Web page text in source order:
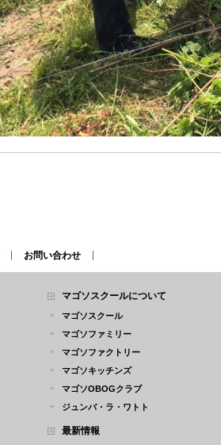
お問い合わせ
マゴソスクールについて
マゴソスクール
マゴソファミリー
マゴソファクトリー
マゴソキッチンズ
マゴソOBOGクラブ
ジュンバ・ラ・ワトト
最新情報